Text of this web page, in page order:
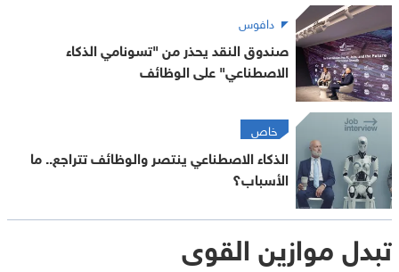
دافوس
صندوق النقد يحذر من "تسونامي الذكاء
الاصطناعي" على الوظائف
خاص
الذكاء الاصطناعي ينتصر والوظائف تتراجع.. ما
الأسباب؟
تبدل موازين القوى